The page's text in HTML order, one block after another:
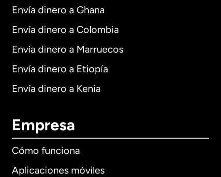
Envía dinero a Ghana
Envía dinero a Colombia
Envía dinero a Marruecos
Envía dinero a Etiopía
Envía dinero a Kenia
Empresa
Cómo funciona
Aplicaciones móviles